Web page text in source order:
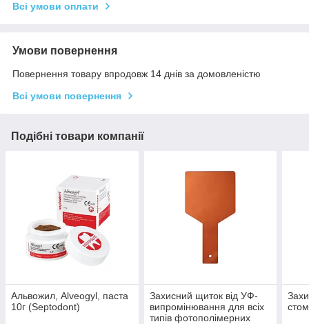
Всі умови оплати
Умови повернення
Повернення товару впродовж 14 днів за домовленістю
Всі умови повернення
Подібні товари компанії
Альвожил, Alveogyl, паста
10г (Septodont)
Захисний щиток від УФ-
випромінювання для всіх
типів фотополімерних